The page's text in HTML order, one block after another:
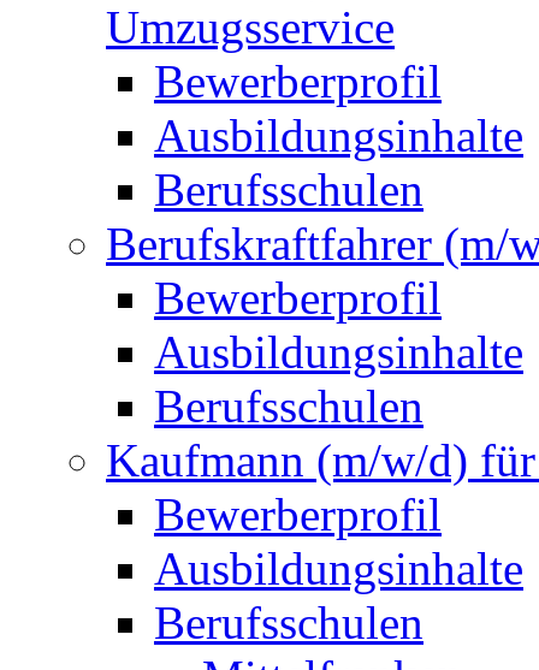
Umzugsservice
Bewerberprofil
Ausbildungsinhalte
Berufsschulen
Berufskraftfahrer (m/
Bewerberprofil
Ausbildungsinhalte
Berufsschulen
Kaufmann (m/w/d)
Bewerberprofil
Ausbildungsinhalte
Berufsschulen